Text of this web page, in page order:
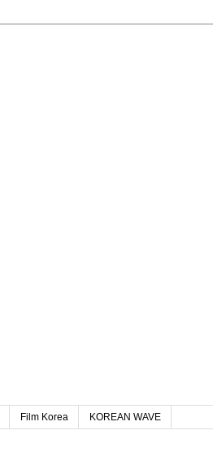
Film Korea KOREAN WAVE